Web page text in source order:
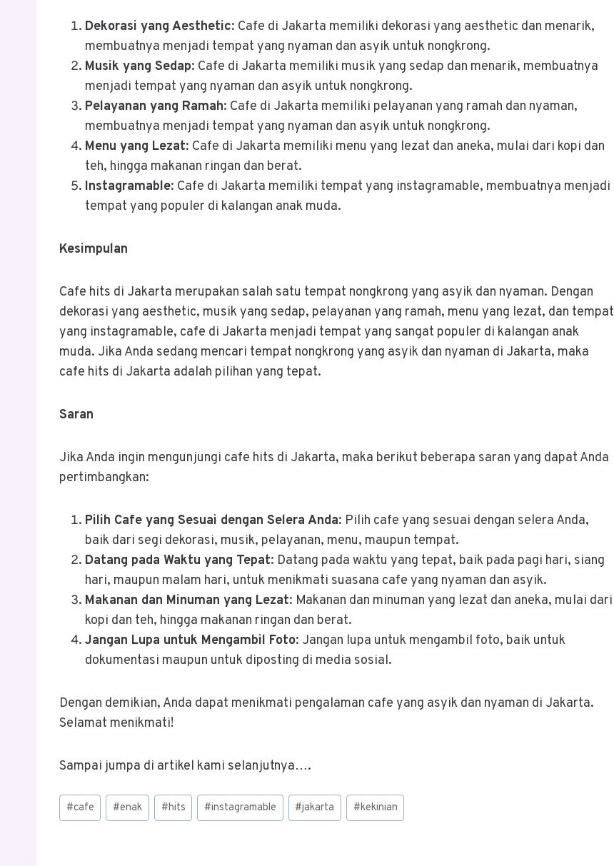
Dekorasi yang Aesthetic: Cafe di Jakarta memiliki dekorasi yang aesthetic dan menarik,
membuatnya menjadi tempat yang nyaman dan asyik untuk nongkrong.
Musik yang Sedap: Cafe di Jakarta memiliki musik yang sedap dan menarik, membuatnya
menjadi tempat yang nyaman dan asyik untuk nongkrong.
Pelayanan yang Ramah: Cafe di Jakarta memiliki pelayanan yang ramah dan nyaman,
membuatnya menjadi tempat yang nyaman dan asyik untuk nongkrong.
Menu yang Lezat: Cafe di Jakarta memiliki menu yang lezat dan aneka, mulai dari kopi dan
teh, hingga makanan ringan dan berat.
Instagramable: Cafe di Jakarta memiliki tempat yang instagramable, membuatnya menjadi
tempat yang populer di kalangan anak muda.
Kesimpulan
Cafe hits di Jakarta merupakan salah satu tempat nongkrong yang asyik dan nyaman. Dengan
dekorasi yang aesthetic, musik yang sedap, pelayanan yang ramah, menu yang lezat, dan tempat
yang instagramable, cafe di Jakarta menjadi tempat yang sangat populer di kalangan anak
muda. Jika Anda sedang mencari tempat nongkrong yang asyik dan nyaman di Jakarta, maka
cafe hits di Jakarta adalah pilihan yang tepat.
Saran
Jika Anda ingin mengunjungi cafe hits di Jakarta, maka berikut beberapa saran yang dapat Anda
pertimbangkan:
Pilih Cafe yang Sesuai dengan Selera Anda: Pilih cafe yang sesuai dengan selera Anda,
baik dari segi dekorasi, musik, pelayanan, menu, maupun tempat.
Datang pada Waktu yang Tepat: Datang pada waktu yang tepat, baik pada pagi hari, siang
hari, maupun malam hari, untuk menikmati suasana cafe yang nyaman dan asyik.
Makanan dan Minuman yang Lezat: Makanan dan minuman yang lezat dan aneka, mulai dari
kopi dan teh, hingga makanan ringan dan berat.
Jangan Lupa untuk Mengambil Foto: Jangan lupa untuk mengambil foto, baik untuk
dokumentasi maupun untuk diposting di media sosial.
Dengan demikian, Anda dapat menikmati pengalaman cafe yang asyik dan nyaman di Jakarta.
Selamat menikmati!
Sampai jumpa di artikel kami selanjutnya….
Post
Tags:
#cafe #enak #hits #instagramable #jakarta #kekinian